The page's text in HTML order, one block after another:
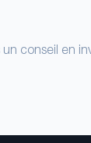
conseil en